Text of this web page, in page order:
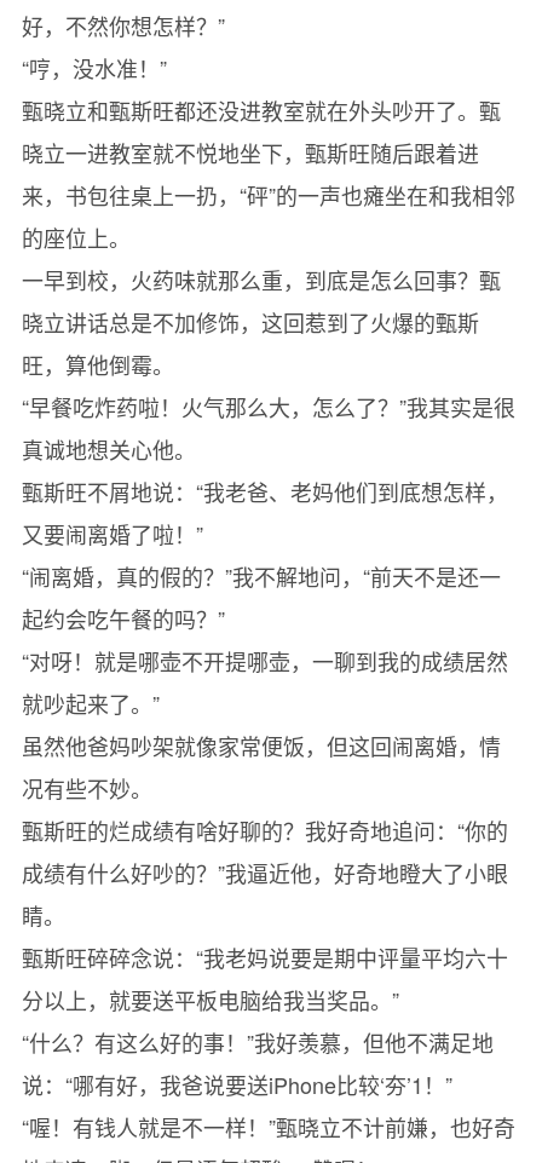
好，不然你想怎样？”
“哼，没水准！”
甄晓立和甄斯旺都还没进教室就在外头吵开了。甄
晓立一进教室就不悦地坐下，甄斯旺随后跟着进
来，书包往桌上一扔，“砰”的一声也瘫坐在和我相邻
的座位上。
一早到校，火药味就那么重，到底是怎么回事？甄
晓立讲话总是不加修饰，这回惹到了火爆的甄斯
旺，算他倒霉。
“早餐吃炸药啦！火气那么大，怎么了？”我其实是很
真诚地想关心他。
甄斯旺不屑地说：“我老爸、老妈他们到底想怎样，
又要闹离婚了啦！”
“闹离婚，真的假的？”我不解地问，“前天不是还一
起约会吃午餐的吗？”
“对呀！就是哪壶不开提哪壶，一聊到我的成绩居然
就吵起来了。”
虽然他爸妈吵架就像家常便饭，但这回闹离婚，情
况有些不妙。
甄斯旺的烂成绩有啥好聊的？我好奇地追问：“你的
成绩有什么好吵的？”我逼近他，好奇地瞪大了小眼
睛。
甄斯旺碎碎念说：“我老妈说要是期中评量平均六十
分以上，就要送平板电脑给我当奖品。”
“什么？有这么好的事！”我好羡慕，但他不满足地
说：“哪有好，我爸说要送iPhone比较‘夯’1！”
“喔！有钱人就是不一样！”甄晓立不计前嫌，也好奇